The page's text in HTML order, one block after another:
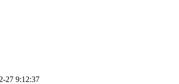
27 9:12:37